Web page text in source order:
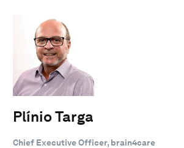
Plínio Targa
Chief Executive Officer, brain4care